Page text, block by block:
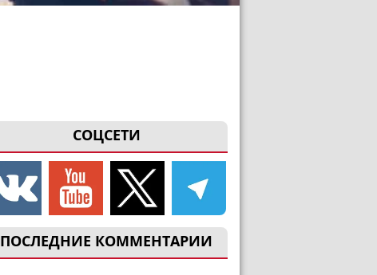
СОЦСЕТИ
ПОСЛЕДНИЕ КОММЕНТАРИИ